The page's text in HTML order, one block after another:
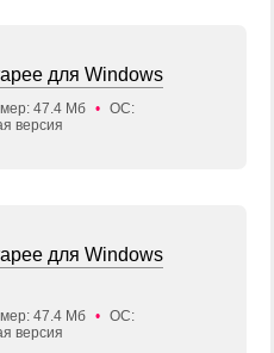
для Windows
47.4 Мб • ОС:
версия
для Windows
47.4 Мб • ОС:
версия